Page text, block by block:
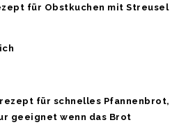
für Obstkuchen mit Streusel
für schnelles Pfannenbrot,
geeignet wenn das Brot